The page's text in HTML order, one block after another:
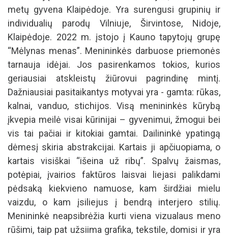
Nerija ART
Peržiūrėti visus paveikslus
Nerija ART (g. 1989 m.) 2012 m. baigė Vilniaus Dailės
Akademiją. Nors kilusi iš Aukštaitijos, bet jau 10
metų gyvena Klaipėdoje. Yra surengusi grupinių ir
individualių parodų Vilniuje, Širvintose, Nidoje,
Klaipėdoje. 2022 m. įstojo į Kauno tapytojų grupę
“Mėlynas menas”. Menininkės darbuose priemonės
tarnauja idėjai. Jos pasirenkamos tokios, kurios
geriausiai atskleistų žiūrovui pagrindinę mintį.
Dažniausiai pasitaikantys motyvai yra - gamta: rūkas,
kalnai, vanduo, stichijos. Visą menininkės kūrybą
įkvepia meilė visai kūrinijai – gyvenimui, žmogui bei